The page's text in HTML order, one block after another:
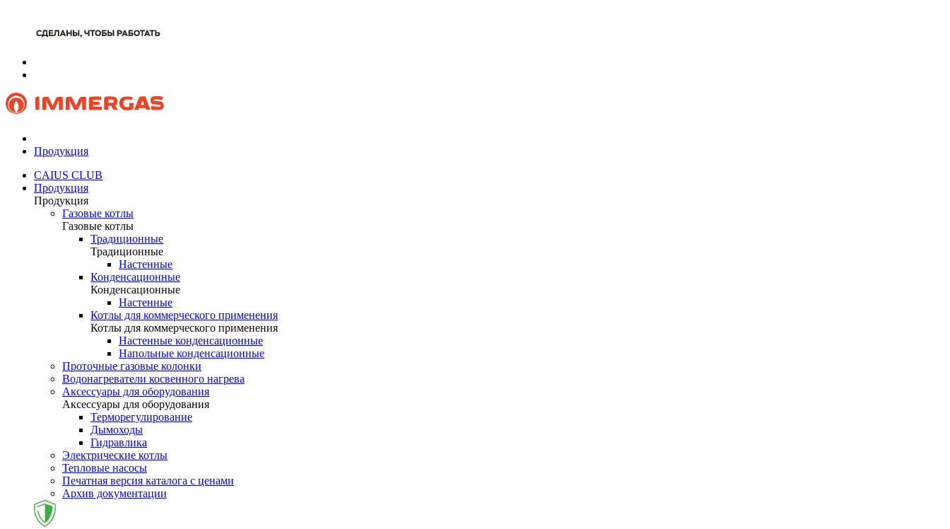
Продукция
CAIUS CLUB
Продукция
Продукция
Газовые котлы
Газовые котлы
Традиционные
Традиционные
Настенные
Конденсационные
Конденсационные
Настенные
Котлы для коммерческого применения
Котлы для коммерческого применения
Настенные конденсационные
Напольные конденсационные
Проточные газовые колонки
Водонагреватели косвенного нагрева
Аксессуары для оборудования
Аксессуары для оборудования
Терморегулирование
Дымоходы
Гидравлика
Электрические котлы
Тепловые насосы
Печатная версия каталога с ценами
Архив документации